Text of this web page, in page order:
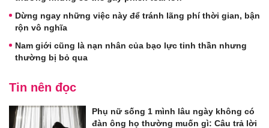
Dừng ngay những việc này để tránh lãng phí thời gian, bận
rộn vô nghĩa
Nam giới cũng là nạn nhân của bạo lực tinh thần nhưng
thường bị bỏ qua
Tin nên đọc
Phụ nữ sống 1 mình lâu ngày không có
đàn ông họ thường muốn gì: Câu trả lời